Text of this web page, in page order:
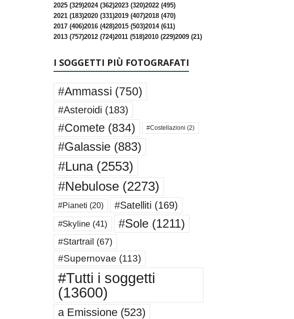
2025 (329)2024 (362)2023 (320)2022 (495)
2021 (183)2020 (331)2019 (407)2018 (470)
2017 (406)2016 (428)2015 (503)2014 (611)
2013 (757)2012 (724)2011 (518)2010 (229)2009 (21)
I SOGGETTI PIÙ FOTOGRAFATI
#Ammassi (750)
#Asteroidi (183)
#Comete (834) #Costellazioni (2)
#Galassie(883)
#Luna(2553)
#Nebulose(2273)
#Pianeti (20) #Satelliti (169)
#Skyline(41) #Sole(1211)
#Startrail (67)
#Supernovae (113)
#Tutti i soggetti
(13600)
a Emissione(523)